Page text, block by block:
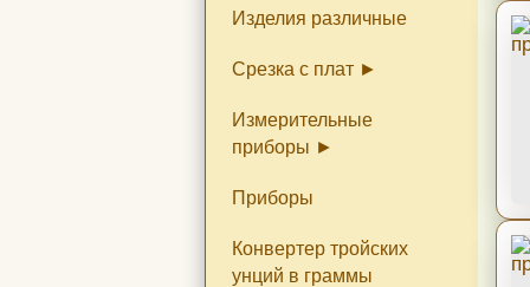
Изделия различные
Срезка с плат
Конденсаторы
Диоды
Резисторы
Разъёмы
Переключатели
Измерительные
приборы
Приборы цены
Радиодетали в
Приборы фото
Приборы
Конвертер тройских
унций в граммы